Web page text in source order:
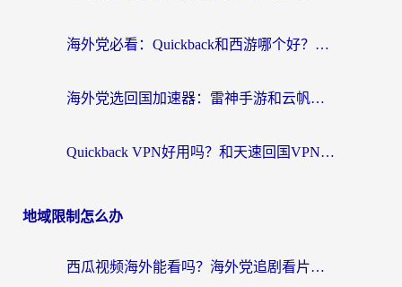
海外党必看：Quickback和西游哪个好？3个维度教你选对回国加速器
海外党选回国加速器：雷神手游和云帆哪个好？附3组对比+避坑指南
Quickback VPN好用吗？和天速回国VPN对比哪个回国效果更好？海外党必看的真实体验指南
地域限制怎么办
西瓜视频海外能看吗？海外党追剧看片的终极解决方案来了